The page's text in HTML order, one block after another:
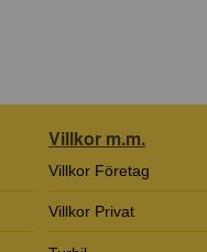
Villkor m.m.
Villkor Företag
Villkor Privat